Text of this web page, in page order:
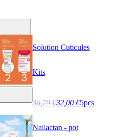
Solution Cuticules
Kits
36,70 €32,00 €5pcs
Nailactan - pot